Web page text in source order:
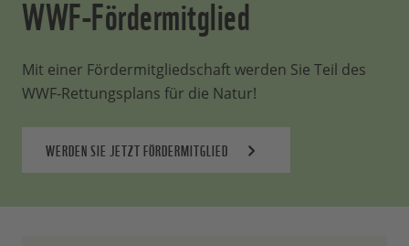
WWF-Fördermitglied
Mit einer Fördermitgliedschaft werden Sie Teil des
WWF-Rettungsplans für die Natur!
WERDEN SIE JETZT FÖRDERMITGLIED